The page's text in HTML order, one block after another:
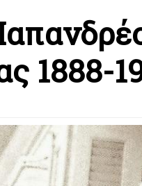
1888-